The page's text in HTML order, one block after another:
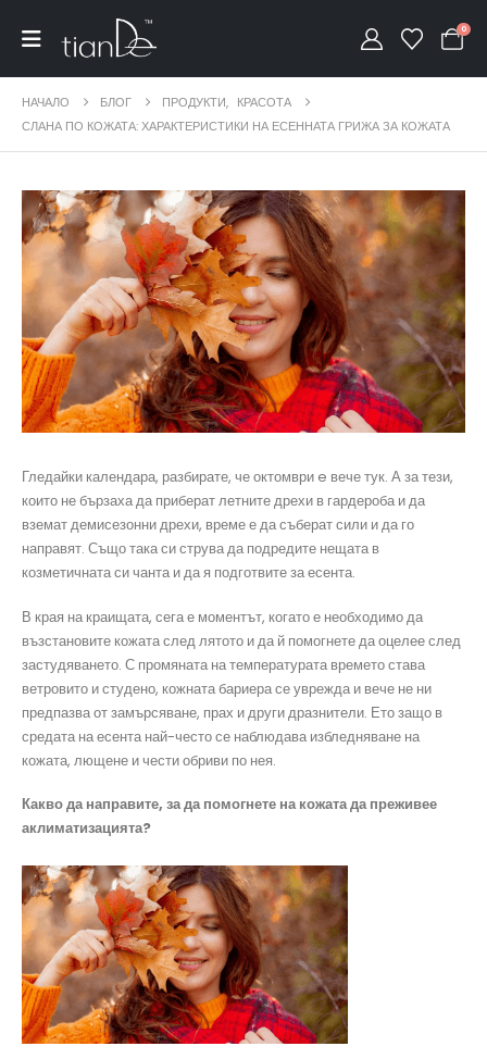
0
НАЧАЛО БЛОГ ПРОДУКТИ, КРАСОТА
СЛАНА ПО КОЖАТА: ХАРАКТЕРИСТИКИ НА ЕСЕННАТА ГРИЖА ЗА КОЖАТА
Гледайки календара, разбирате, че октомври e вече тук. А за тези,
които не бързаха да приберат летните дрехи в гардероба и да
вземат демисезонни дрехи, време е да съберат сили и да го
направят. Също така си струва да подредите нещата в
козметичната си чанта и да я подготвите за есента.
В края на краищата, сега е моментът, когато е необходимо да
възстановите кожата след лятото и да й помогнете да оцелее след
застудяването. С промяната на температурата времето става
ветровито и студено, кожната бариера се уврежда и вече не ни
предпазва от замърсяване, прах и други дразнители. Ето защо в
средата на есента най-често се наблюдава избледняване на
кожата, лющене и чести обриви по нея.
Какво да направите, за да помогнете на кожата да преживее
аклиматизацията?